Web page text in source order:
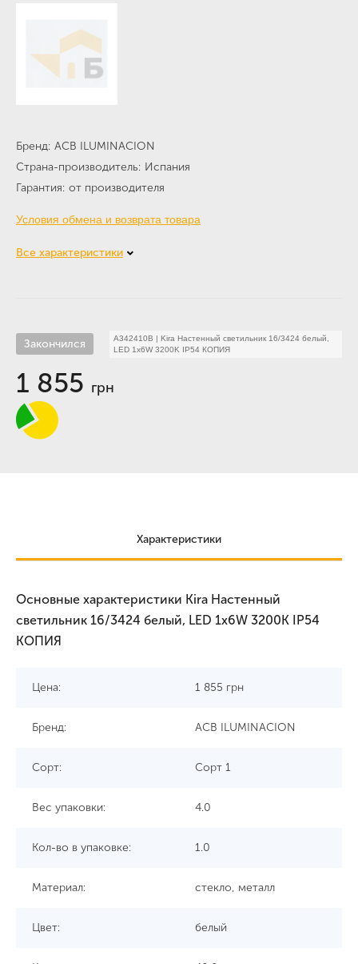
Бренд ACB ILUMINACION
Страна-производитель Испания
Гарантия от производителя
Условия обмена и возврата товара
Все характеристики
Закончился A342410B | Kira Настенный светильник 16/3424 белый,
LED 1x6W 3200K IP54 КОПИЯ
1 855 грн
Характеристики
Основные характеристики Kira Настенный
светильник 16/3424 белый, LED 1x6W 3200K IP54
КОПИЯ
Цена: 1 855 грн
Бренд: ACB ILUMINACION
Сорт: Сорт 1
Вес упаковки: 4.0
Кол-во в упаковке: 1.0
Материал: стекло, металл
Цвет: белый